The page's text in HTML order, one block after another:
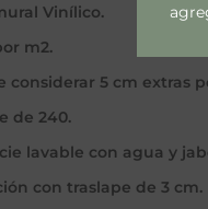
Vinílico.
m2.
considerar 5 cm extras
de 240.
lavable con agua y
con traslape de 3 cm.